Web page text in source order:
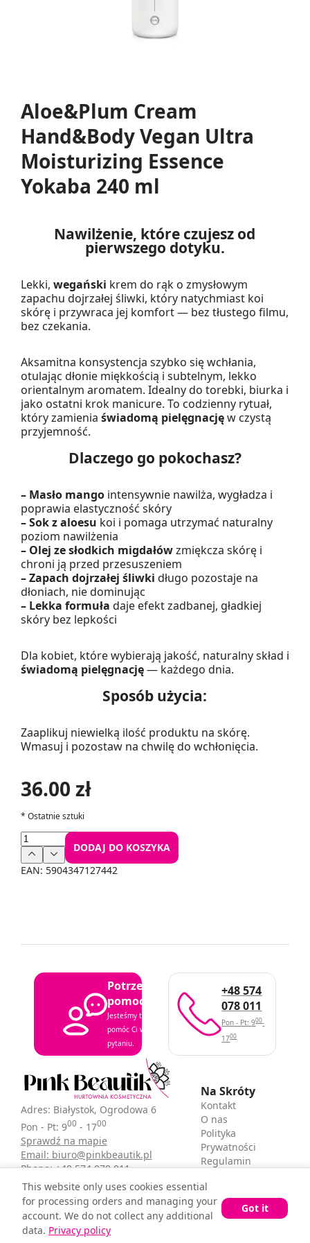
Aloe&Plum Cream
Hand&Body Vegan Ultra
Moisturizing Essence
Yokaba 240 ml
Nawilżenie, które czujesz od
pierwszego dotyku.
Lekki, wegański krem do rąk o zmysłowym
zapachu dojrzałej śliwki, który natychmiast koi
skórę i przywraca jej komfort — bez tłustego filmu,
bez czekania.
Aksamitna konsystencja szybko się wchłania,
otulając dłonie miękkością i subtelnym, lekko
orientalnym aromatem. Idealny do torebki, biurka i
jako ostatni krok manicure. To codzienny rytuał,
który zamienia świadomą pielęgnacjęw czystą
przyjemność.
Dlaczego go pokochasz?
– Masło mangointensywnie nawilża, wygładza i
poprawia elastyczność skóry
– Sok z aloesu koi i pomaga utrzymać naturalny
poziom nawilżenia
– Olej ze słodkich migdałówzmiękcza skórę i
chroni ją przed przesuszeniem
– Zapach dojrzałej śliwki długo pozostaje na
dłoniach, nie dominując
– Lekka formuła daje efekt zadbanej, gładkiej
skóry bez lepkości
Dla kobiet, które wybierają jakość, naturalny skład i
świadomą pielęgnację— każdego dnia.
Sposób użycia:
Zaaplikuj niewielką ilość produktu na skórę.
Wmasuj i pozostaw na chwilę do wchłonięcia.
36.00 zł
* Ostatnie sztuki
DODAJ DO KOSZYKA
EAN: 5904347127442
Potrzebujesz
pomocy?
Jesteśmy tutaj, aby
pomóc Ci w każdym
pytaniu.
+48 574
078 011
Pon - Pt: 900-
1700
Adres: Białystok, Ogrodowa 6
Pon - Pt: 900 - 1700
Sprawdź na mapie
Email: biuro@pinkbeautik.pl
Phone: +48 574 078 011
Na Skróty
Kontakt
O nas
Polityka
Prywatności
Regulamin
© Pink Beautik 2025 - All Rights Reserved.
Design & Animations by Matysiewicz Studio
This website only uses cookies essential
for processing orders and managing your
account. We do not collect any additional
data. Privacy policy
Got it